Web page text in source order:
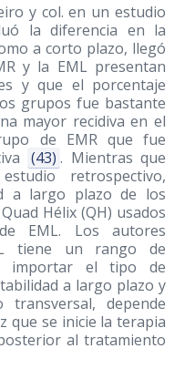
y col. en un estudio
la diferencia en la
a corto plazo, llegó
y la EML presentan
y que el porcentaje
grupos fue bastante
mayor recidiva en el
de EMR que fue
(43) . Mientras que
retrospectivo,
a largo plazo de los
Hélix (QH) usados
EML. Los autores
tiene un rango de
importar el tipo de
a largo plazo y
depende
que se inicie la terapia
al tratamiento